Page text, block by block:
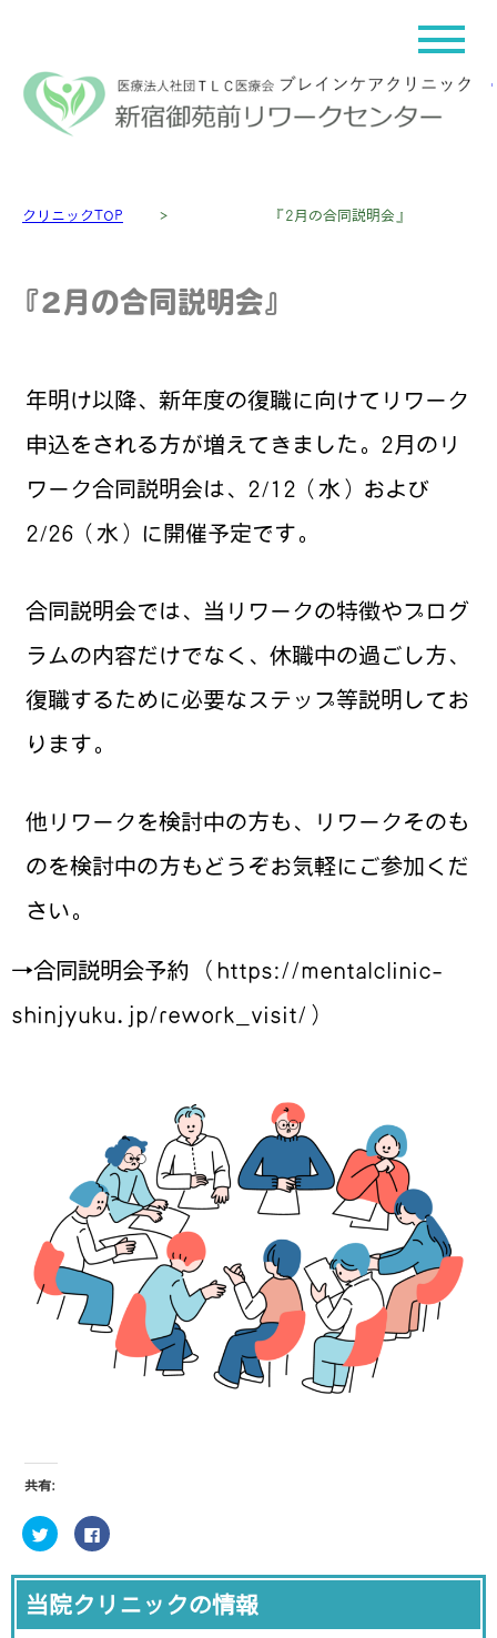
クリニックTOP ＞ 『2月の合同説明会』
『2月の合同説明会』
年明け以降、新年度の復職に向けてリワーク
申込をされる方が増えてきました。2月のリ
ワーク合同説明会は、2/12（水）および
2/26（水）に開催予定です。
合同説明会では、当リワークの特徴やプログ
ラムの内容だけでなく、休職中の過ごし方、
復職するために必要なステップ等説明してお
ります。
他リワークを検討中の方も、リワークそのも
のを検討中の方もどうぞお気軽にご参加くだ
さい。
→合同説明会予約 （https://mentalclinic-
shinjyuku.jp/rework_visit/）
共有:
ク
リ
し
て
T
F
a
b
o
o
当院クリニックの情報